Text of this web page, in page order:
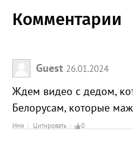
Комментарии
Guest 26.01.2024
Ждем видео с дедом,
Белорусам, которые
Имя Цитировать 0